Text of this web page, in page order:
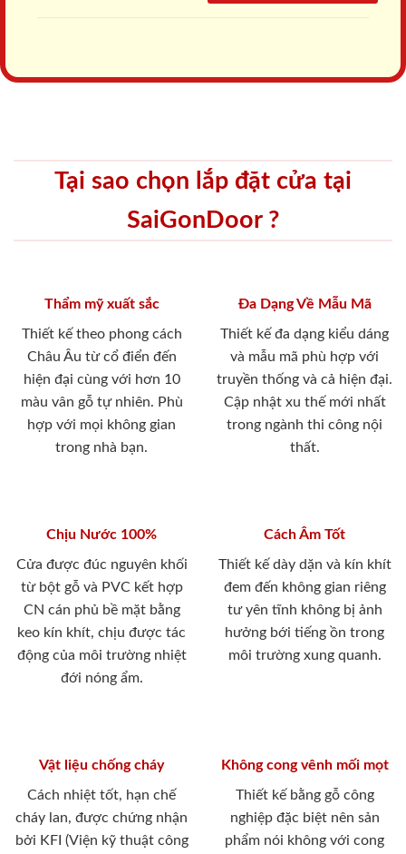
Tại sao chọn lắp đặt cửa tại
SaiGonDoor ?
Thẩm mỹ xuất sắc
Thiết kế theo phong cách
Châu Âu từ cổ điển đến
hiện đại cùng với hơn 10
màu vân gỗ tự nhiên. Phù
hợp với mọi không gian
trong nhà bạn.
Đa Dạng Về Mẫu Mã
Thiết kế đa dạng kiểu dáng
và mẫu mã phù hợp với
truyền thống và cả hiện đại.
Cập nhật xu thế mới nhất
trong ngành thi công nội
thất.
Chịu Nước 100%
Cửa được đúc nguyên khối
từ bột gỗ và PVC kết hợp
CN cán phủ bề mặt bằng
keo kín khít, chịu được tác
động của môi trường nhiệt
đới nóng ẩm.
Cách Âm Tốt
Thiết kế dày dặn và kín khít
đem đến không gian riêng
tư yên tĩnh không bị ảnh
hưởng bới tiếng ồn trong
môi trường xung quanh.
Vật liệu chống cháy
Cách nhiệt tốt, hạn chế
cháy lan, được chứng nhận
bởi KFI (Viện kỹ thuật công
Không cong vênh mối mọt
Thiết kế bằng gỗ công
nghiệp đặc biệt nên sản
phẩm nói không với cong